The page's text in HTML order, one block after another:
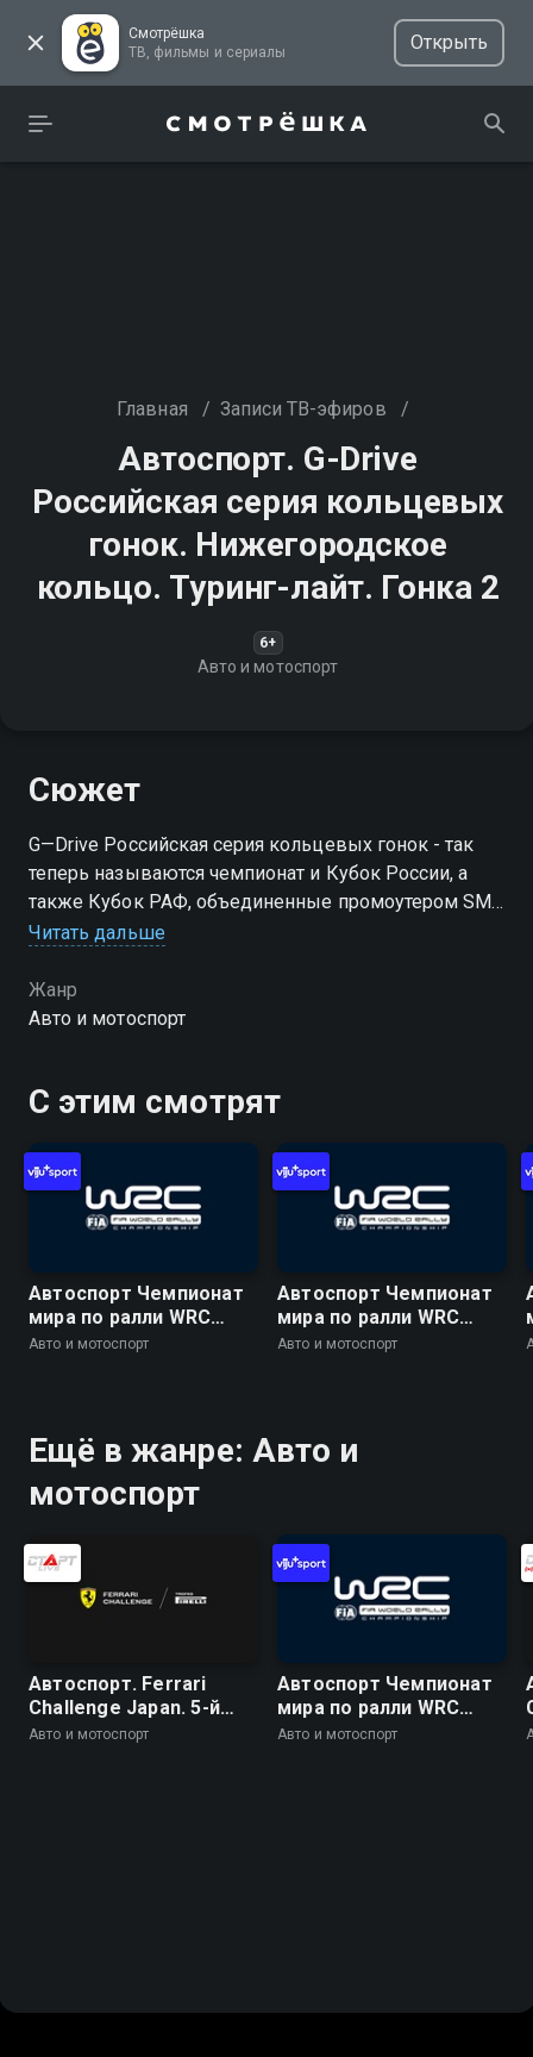
Смотрёшка
ТВ, фильмы и сериалы
Открыть
Главная / Записи ТВ-эфиров /
Автоспорт. G-Drive
Российская серия кольцевых
гонок. Нижегородское
кольцо. Туринг-лайт. Гонка 2
6+
Авто и мотоспорт
Сюжет
G—Drive Российская серия кольцевых гонок - так
теперь называются чемпионат и Кубок России, а
также Кубок РАФ, объединенные промоутером SMP
Racing. Партнером серии в 2022 году стал
"Газпромнефть"
Читать дальше
Жанр
Авто и мотоспорт
С этим смотрят
Автоспорт Чемпионат
мира по ралли WRC
2026. 10 этап. Ралли
Авто и мотоспорт
Автоспорт Чемпионат
мира по ралли WRC
2026. 10 этап. Ралли
Авто и мотоспорт
Ещё в жанре: Авто и
мотоспорт
Автоспорт. Ferrari
Challenge Japan. 5-й
этап. Сузука. Trofeo
Авто и мотоспорт
Автоспорт Чемпионат
мира по ралли WRC
2026. 10 этап. Ралли
Авто и мотоспорт